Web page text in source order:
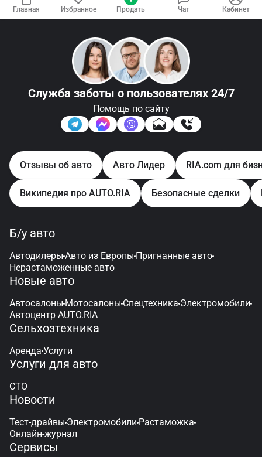
Главная Избранное Продать Чат Кабинет
Служба заботы о пользователях 24/7
Помощь по сайту
Отзывы об авто Авто Лидер RIA.com для
Википедия про AUTO.RIA Безопасные сделки
Б/у авто
Автодилеры Авто из Европы Пригнанные авто
Нерастаможенные авто
Услуги для авто
СТО
Новые авто
Автосалоны Мотосалоны Спецтехника Электромобили
Автоцентр AUTO.RIA
Новости
Тест-драйвы Электромобили Растаможка
Онлайн-журнал
Сельхозтехника
Аренда Услуги
Сервисы